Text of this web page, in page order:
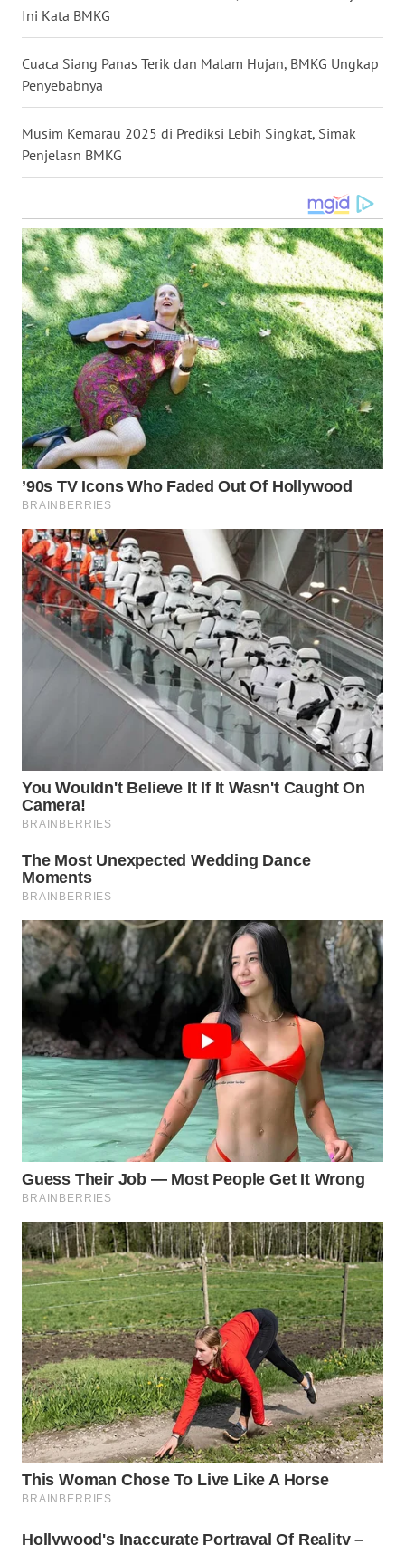
Ini Kata BMKG
Cuaca Siang Panas Terik dan Malam Hujan, BMKG Ungkap
Penyebabnya
Musim Kemarau 2025 di Prediksi Lebih Singkat, Simak
Penjelasn BMKG
WN
NUSANTARA
WN
JOGJA
WN
JATIM
WN
BALI
WN
KALBAR
WN
KALTENG
WN
KALTARA
WN
KALSEL
WN
KALTIM
WN
SULSEL
SULUT
WN
WN
WN
DAIRI
WN
DANAU
TOBA
WN
NIAS
WN
LANGKAT
WN
TAPANULI
SELATAN
WN
TANJUNG
LESUNG
WN
KARO
WN
SIMALUNGUN